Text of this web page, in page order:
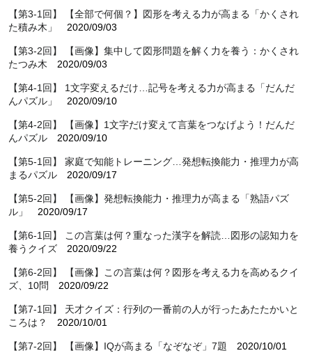
【第3-1回】 【全部で何個？】図形を考える力が高まる「かくされ
た積み木」
2020/09/03
【第3-2回】 【画像】集中して図形問題を解く力を養う：かくされ
たつみ木 2020/09/03
【第4-1回】 1文字変えるだけ…記号を考える力が高まる「だんだ
んパズル」
2020/09/10
【第4-2回】 【画像】1文字だけ変えて言葉をつなげよう！だんだ
んパズル 2020/09/10
【第5-1回】 家庭で知能トレーニング…発想転換能力・推理力が高
まるパズル 2020/09/17
【第5-2回】 【画像】発想転換能力・推理力が高まる「熟語パズ
ル」
2020/09/17
【第6-1回】 この言葉は何？重なった漢字を解読…図形の認知力を
養うクイズ 2020/09/22
【第6-2回】 【画像】この言葉は何？図形を考える力を高めるクイ
ズ、10問
2020/09/22
【第7-1回】 天才クイズ：行列の一番前の人が行ったあたたかいと
ころは？
2020/10/01
【第7-2回】 【画像】IQが高まる「なぞなぞ」7題 2020/10/01